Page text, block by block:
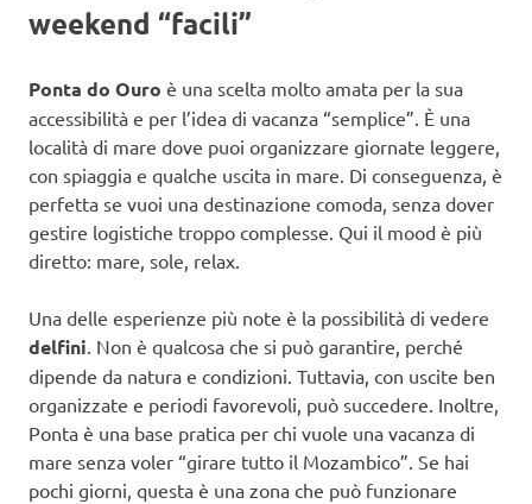
weekend “facili”
Ponta do Ouro è una scelta molto amata per la sua
accessibilità e per l’idea di vacanza “semplice”. È una
località di mare dove puoi organizzare giornate leggere,
con spiaggia e qualche uscita in mare. Di conseguenza, è
perfetta se vuoi una destinazione comoda, senza dover
gestire logistiche troppo complesse. Qui il mood è più
diretto: mare, sole, relax.
Una delle esperienze più note è la possibilità di vedere
delfini . Non è qualcosa che si può garantire, perché
dipende da natura e condizioni. Tuttavia, con uscite ben
organizzate e periodi favorevoli, può succedere. Inoltre,
Ponta è una base pratica per chi vuole una vacanza di
mare senza voler “girare tutto il Mozambico”. Se hai
pochi giorni, questa è una zona che può funzionare